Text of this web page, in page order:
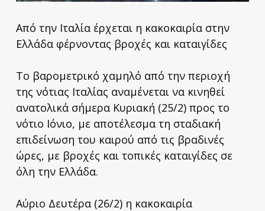
Από την Ιταλία έρχεται η κακοκαιρία στην
Ελλάδα φέρνοντας βροχές και καταιγίδες
Το βαρομετρικό χαμηλό από την περιοχή
της νότιας Ιταλίας αναμένεται να κινηθεί
ανατολικά σήμερα Κυριακή (25/2) προς το
νότιο Ιόνιο, με αποτέλεσμα τη σταδιακή
επιδείνωση του καιρού από τις βραδινές
ώρες, με βροχές και τοπικές καταιγίδες σε
όλη την Ελλάδα.
Αύριο Δευτέρα (26/2) η κακοκαιρία